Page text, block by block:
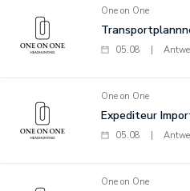
One on One
05.08
One on One
Expediteur
05.08
One on One